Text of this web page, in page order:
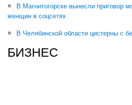
В Магнитогорске вынесли приговор
женщин в соцсетях
В Челябинской области цистерны с
БИЗНЕС